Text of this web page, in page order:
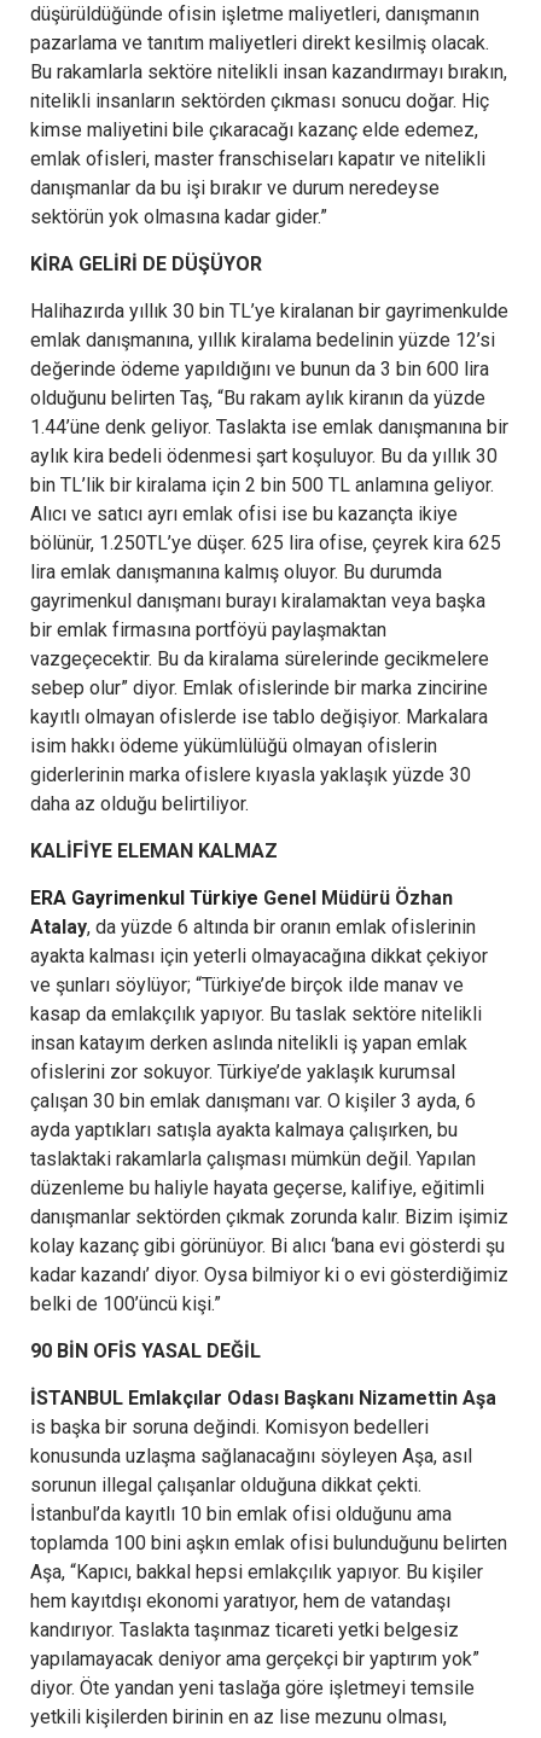
düşürüldüğünde ofisin işletme maliyetleri, danışmanın
pazarlama ve tanıtım maliyetleri direkt kesilmiş olacak.
Bu rakamlarla sektöre nitelikli insan kazandırmayı bırakın,
nitelikli insanların sektörden çıkması sonucu doğar. Hiç
kimse maliyetini bile çıkaracağı kazanç elde edemez,
emlak ofisleri, master franschiseları kapatır ve nitelikli
danışmanlar da bu işi bırakır ve durum neredeyse
sektörün yok olmasına kadar gider.”
KİRA GELİRİ DE DÜŞÜYOR
Halihazırda yıllık 30 bin TL’ye kiralanan bir gayrimenkulde
emlak danışmanına, yıllık kiralama bedelinin yüzde 12’si
değerinde ödeme yapıldığını ve bunun da 3 bin 600 lira
olduğunu belirten Taş, “Bu rakam aylık kiranın da yüzde
1.44’üne denk geliyor. Taslakta ise emlak danışmanına bir
aylık kira bedeli ödenmesi şart koşuluyor. Bu da yıllık 30
bin TL’lik bir kiralama için 2 bin 500 TL anlamına geliyor.
Alıcı ve satıcı ayrı emlak ofisi ise bu kazançta ikiye
bölünür, 1.250TL’ye düşer. 625 lira ofise, çeyrek kira 625
lira emlak danışmanına kalmış oluyor. Bu durumda
gayrimenkul danışmanı burayı kiralamaktan veya başka
bir emlak firmasına portföyü paylaşmaktan
vazgeçecektir. Bu da kiralama sürelerinde gecikmelere
sebep olur” diyor. Emlak ofislerinde bir marka zincirine
kayıtlı olmayan ofislerde ise tablo değişiyor. Markalara
isim hakkı ödeme yükümlülüğü olmayan ofislerin
giderlerinin marka ofislere kıyasla yaklaşık yüzde 30
daha az olduğu belirtiliyor.
KALİFİYE ELEMAN KALMAZ
ERA Gayrimenkul Türkiye Genel Müdürü Özhan
Atalay, da yüzde 6 altında bir oranın emlak ofislerinin
ayakta kalması için yeterli olmayacağına dikkat çekiyor
ve şunları söylüyor; “Türkiye’de birçok ilde manav ve
kasap da emlakçılık yapıyor. Bu taslak sektöre nitelikli
insan katayım derken aslında nitelikli iş yapan emlak
ofislerini zor sokuyor. Türkiye’de yaklaşık kurumsal
çalışan 30 bin emlak danışmanı var. O kişiler 3 ayda, 6
ayda yaptıkları satışla ayakta kalmaya çalışırken, bu
taslaktaki rakamlarla çalışması mümkün değil. Yapılan
düzenleme bu haliyle hayata geçerse, kalifiye, eğitimli
danışmanlar sektörden çıkmak zorunda kalır. Bizim işimiz
kolay kazanç gibi görünüyor. Bi alıcı ‘bana evi gösterdi şu
kadar kazandı’ diyor. Oysa bilmiyor ki o evi gösterdiğimiz
belki de 100’üncü kişi.”
90 BİN OFİS YASAL DEĞİL
İSTANBUL Emlakçılar Odası Başkanı Nizamettin Aşa
is başka bir soruna değindi. Komisyon bedelleri
konusunda uzlaşma sağlanacağını söyleyen Aşa, asıl
sorunun illegal çalışanlar olduğuna dikkat çekti.
İstanbul’da kayıtlı 10 bin emlak ofisi olduğunu ama
toplamda 100 bini aşkın emlak ofisi bulunduğunu belirten
Aşa, “Kapıcı, bakkal hepsi emlakçılık yapıyor. Bu kişiler
hem kayıtdışı ekonomi yaratıyor, hem de vatandaşı
kandırıyor. Taslakta taşınmaz ticareti yetki belgesiz
yapılamayacak deniyor ama gerçekçi bir yaptırım yok”
diyor. Öte yandan yeni taslağa göre işletmeyi temsile
yetkili kişilerden birinin en az lise mezunu olması,